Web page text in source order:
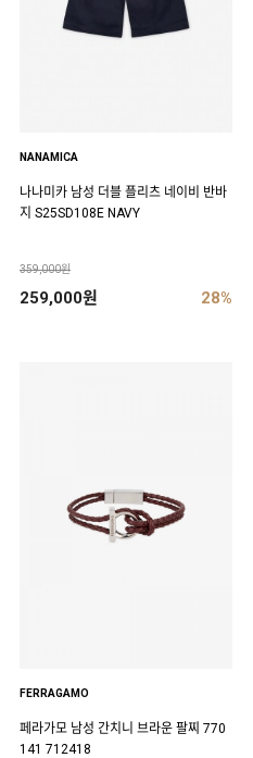
NANAMICA
나나미카 남성 더블 플리츠 네이비 반바
지 S25SD108E NAVY
359,000원
259,000원 28%
FERRAGAMO
페라가모 남성 간치니 브라운 팔찌 770
141 712418